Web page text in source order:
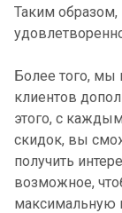
Таким
Более того, мы
клиентов
этого, с
скидок, вы
получить
возможное,
максимальную